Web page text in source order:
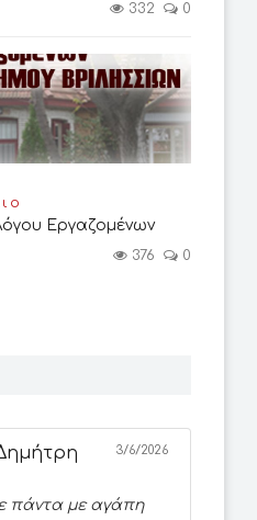
332 0
Εργαζομένων
376 0
3/6/2026
πάντα με αγάπη